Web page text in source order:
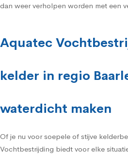
dan weer verholpen worden met een
Aquatec
kelder in regio
waterdicht maken
Of je nu voor soepele of stijve
Vochtbestrijding biedt voor elke